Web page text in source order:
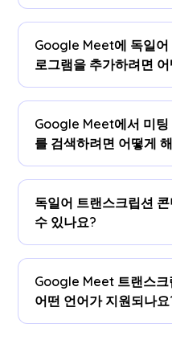
Google Meet에 독일어
로그램을 추가하려면
트 변환 언어를 독일어
서 실시간 독일어 음성
니다.
Google Meet에서 미팅
를 검색하려면 어떻게
독일어 텍스트를 강조
을 클릭한 다음
Google) '을 선택하면
독일어 트랜스크립션
수 있나요?
계기반
.선호하는 도구
사하고, 번역할 수도 있
Google Meet 트랜스크
어떤 언어가 지원되나요